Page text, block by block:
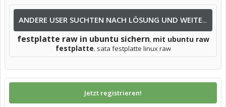
ANDERE USER SUCHTEN NACH LÖSUNG UND WEITEREN INFOS NACH:
festplatte raw in ubuntu sichern, mit ubuntu raw
festplatte, sata festplatte linux raw
Jetzt registrieren!